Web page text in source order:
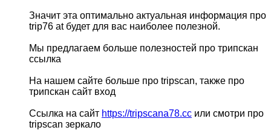
Значит эта оптимально актуальная информация про
trip76 at будет для вас наиболее полезной.
Мы предлагаем больше полезностей про трипскан
ссылка
На нашем сайте больше про tripscan, также про
трипскан сайт вход
Ссылка на сайт https://tripscana78.cc или смотри про
tripscan зеркало